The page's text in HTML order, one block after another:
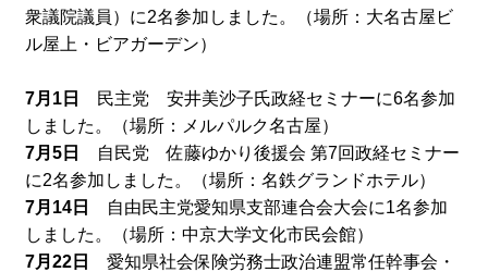
衆議院議員）に2名参加しました。（場所：大名古屋ビ
ル屋上・ビアガーデン）
7月1日
民主党 安井美沙子氏政経セミナーに6名参加
しました。（場所：メルパルク名古屋）
7月5日
自民党 佐藤ゆかり後援会 第7回政経セミナー
に2名参加しました。（場所：名鉄グランドホテル）
7月14日
自由民主党愛知県支部連合会大会に1名参加
しました。（場所：中京大学文化市民会館）
7月22日
愛知県社会保険労務士政治連盟常任幹事会・